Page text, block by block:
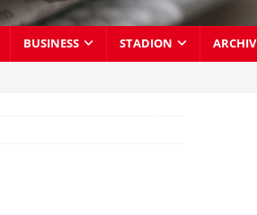
BUSINESS STADION ARCHIV